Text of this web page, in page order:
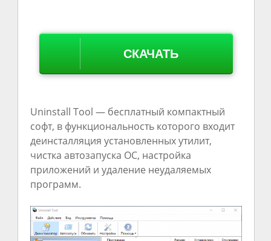
СКАЧАТЬ
Uninstall Tool — бесплатный компактный
софт, в функциональность которого входит
деинсталляция установленных утилит,
чистка автозапуска ОС, настройка
приложений и удаление неудаляемых
программ.